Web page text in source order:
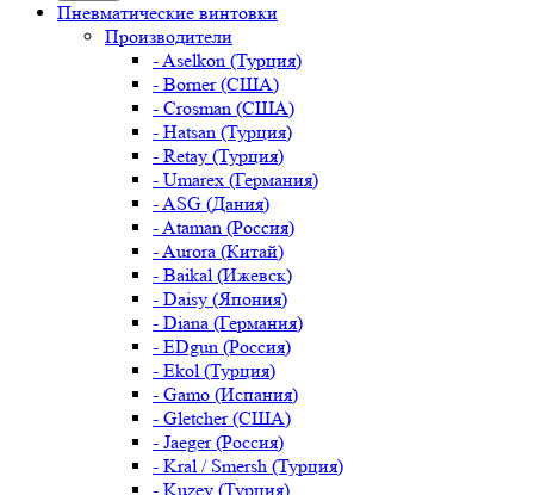
Пневматические винтовки
Производители
- Aselkon (Турция)
- Borner (США)
- Crosman (США)
- Hatsan (Турция)
- Retay (Турция)
- Umarex (Германия)
- ASG (Дания)
- Ataman (Россия)
- Aurora (Китай)
- Baikal (Ижевск)
- Daisy (Япония)
- Diana (Германия)
- EDgun (Россия)
- Ekol (Турция)
- Gamo (Испания)
- Gletcher (США)
- Jaeger (Россия)
- Kral / Smersh (Турция)
- Kuzey (Турция)